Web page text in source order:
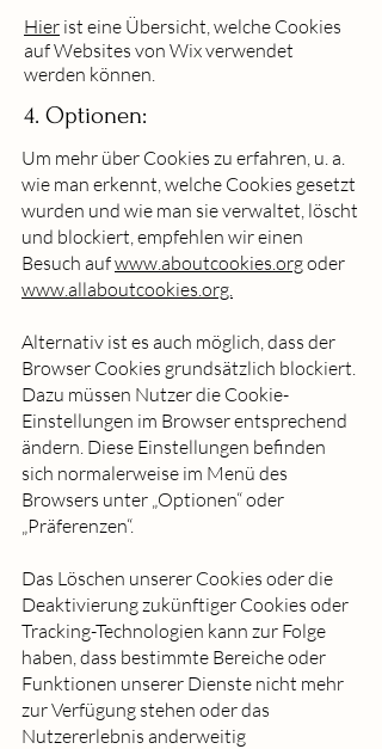
Hier ist eine Übersicht, welche Cookies
auf Websites von Wix verwendet
werden können.
4. Optionen:
Um mehr über Cookies zu erfahren, u. a.
wie man erkennt, welche Cookies gesetzt
wurden und wie man sie verwaltet, löscht
und blockiert, empfehlen wir einen
Besuch aufwww.aboutcookies.orgoder
www.allaboutcookies.org.
Alternativ ist es auch möglich, dass der
Browser Cookies grundsätzlich blockiert.
Dazu müssen Nutzer die Cookie-
Einstellungen im Browser entsprechend
ändern. Diese Einstellungen befinden
sich normalerweise im Menü des
Browsers unter „Optionen“ oder
„Präferenzen“.
Das Löschen unserer Cookies oder die
Deaktivierung zukünftiger Cookies oder
Tracking-Technologien kann zur Folge
haben, dass bestimmte Bereiche oder
Funktionen unserer Dienste nicht mehr
zur Verfügung stehen oder das
Nutzererlebnis anderweitig